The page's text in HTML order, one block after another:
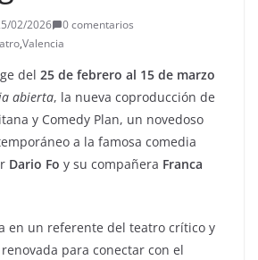
02/2026
0 comentarios
,Valencia
del 25 de febrero al 15 de marzo
abierta, la nueva coproducción de
y Comedy Plan, un novedoso
a la famosa comedia
Dario Fo y su compañera Franca
en un referente del teatro crítico y
para conectar con el